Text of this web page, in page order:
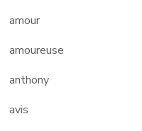
amour
amoureuse
anthony
avis